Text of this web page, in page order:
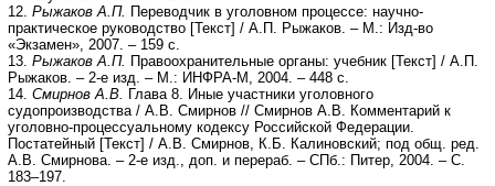
12. Рыжаков А.П. Переводчик в уголовном процессе: научно-
практическое руководство [Текст] / А.П. Рыжаков. – М.: Изд-во
«Экзамен», 2007. – 159 с.
13. Рыжаков А.П. Правоохранительные органы: учебник [Текст] / А.П.
Рыжаков. – 2-е изд. – М.: ИНФРА-М, 2004. – 448 с.
14. Смирнов А.В. Глава 8. Иные участники уголовного
судопроизводства / А.В. Смирнов // Смирнов А.В. Комментарий к
уголовно-процессуальному кодексу Российской Федерации.
Постатейный [Текст] / А.В. Смирнов, К.Б. Калиновский; под общ. ред.
А.В. Смирнова. – 2-е изд., доп. и перераб. – СПб.: Питер, 2004. – С.
183–197.